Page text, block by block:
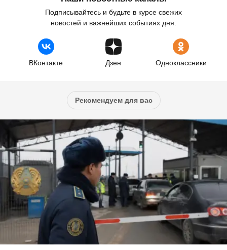
Подписывайтесь и будьте в курсе свежих
новостей и важнейших событиях дня.
ВКонтакте Дзен Одноклассники
Рекомендуем для вас